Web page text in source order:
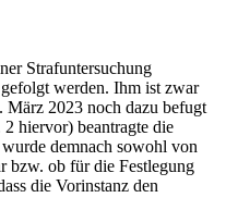
Strafuntersuchung
werden. Ihm ist zwar
März 2023 noch dazu befugt
hiervor) beantragte die
demnach sowohl von
bzw. ob für die Festlegung
die Vorinstanz den